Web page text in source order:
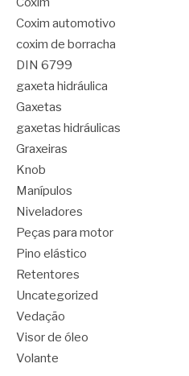
Coxim automotivo
coxim de borracha
DIN 6799
gaxeta hidráulica
Gaxetas
gaxetas hidráulicas
Graxeiras
Knob
Manípulos
Niveladores
Peças para motor
Pino elástico
Retentores
Uncategorized
Vedação
Visor de óleo
Volante